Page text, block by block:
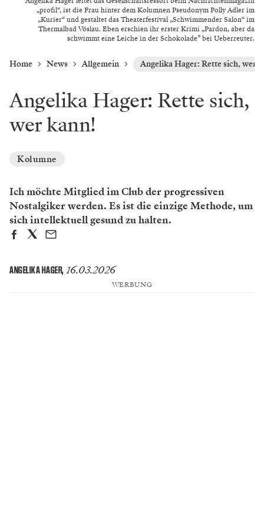
„profil“, ist die Frau hinter dem Kolumnen Pseudonym Polly Adler im
„Kurier“ und gestaltet das Theaterfestival „Schwimmender Salon“ im
Thermalbad Vöslau. Eben erschien ihr erster Krimi „Pardon, aber da
schwimmt eine Leiche in der Schokolade” bei Ueberreuter.
Home News Allgemein Angelika Hager: Rette sich, wer
Angelika Hager: Rette sich,
wer kann!
Kolumne
Ich möchte Mitglied im Club der progressiven
Nostalgiker werden. Es ist die einzige Methode, um
sich intellektuell gesund zu halten.
ANGELIKA HAGER, 16.03.2026
WERBUNG